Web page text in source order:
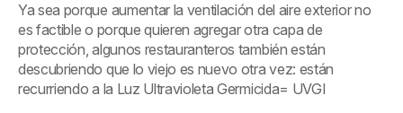
Ya sea porque aumentar la ventilación del aire exterior no
es factible o porque quieren agregar otra capa de
protección, algunos restauranteros también están
descubriendo que lo viejo es nuevo otra vez: están
recurriendo a la Luz Ultravioleta Germicida= UVGI